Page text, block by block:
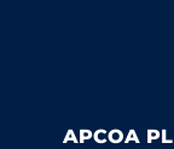
APCOA PL